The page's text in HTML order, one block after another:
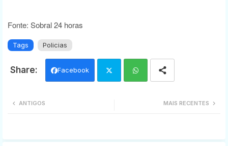
Fonte: Sobral 24 horas
Tags Policias
Facebook
MAIS RECENTES
ANTIGOS